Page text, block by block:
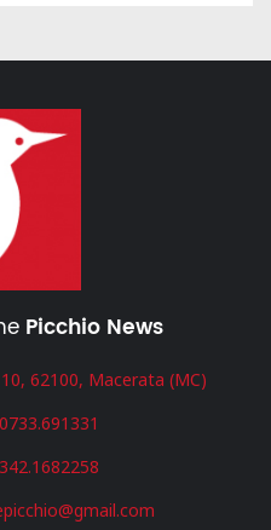
Picchio News
62100, Macerata (MC)